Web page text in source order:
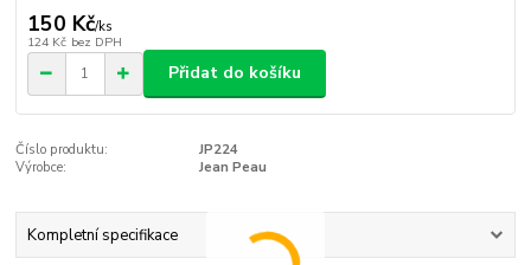
150 Kč/ks
124 Kč bez DPH
Přidat do košíku
Číslo produktu:
JP224
Výrobce:
Jean Peau
Kompletní specifikace